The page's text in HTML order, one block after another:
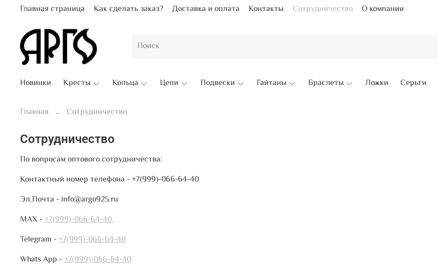
Главная страница Как сделать заказ? Доставка и оплата Контакты Сотрудничество О компании
Новинки Кресты Кольца Цепи Подвески Гайтаны Браслеты Ложки Серьги
Главная Сотрудничество
Сотрудничество
По вопросам оптового сотрудничества:
Контактный номер телефона - +7(999)-066-64-40
Эл.Почта - info@argo925.ru
MAX - +7(999)-066-64-40
Telegram - +7(999)-066-64-40
Whats App - +7(999)-066-64-40